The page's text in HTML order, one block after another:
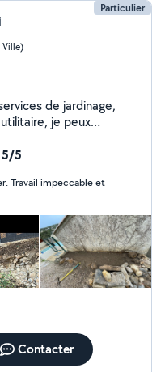
Particulier
Ville)
je peux
5/5
Travail impeccable et
Contacter